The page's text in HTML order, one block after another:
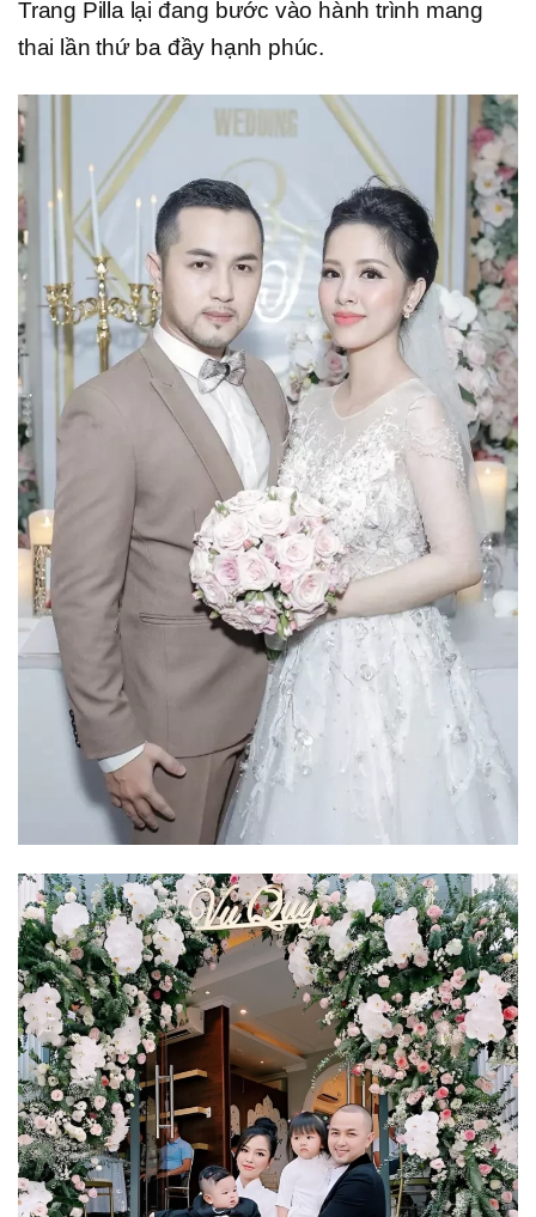
Trang Pilla lại đang bước vào hành trình mang
thai lần thứ ba đầy hạnh phúc.